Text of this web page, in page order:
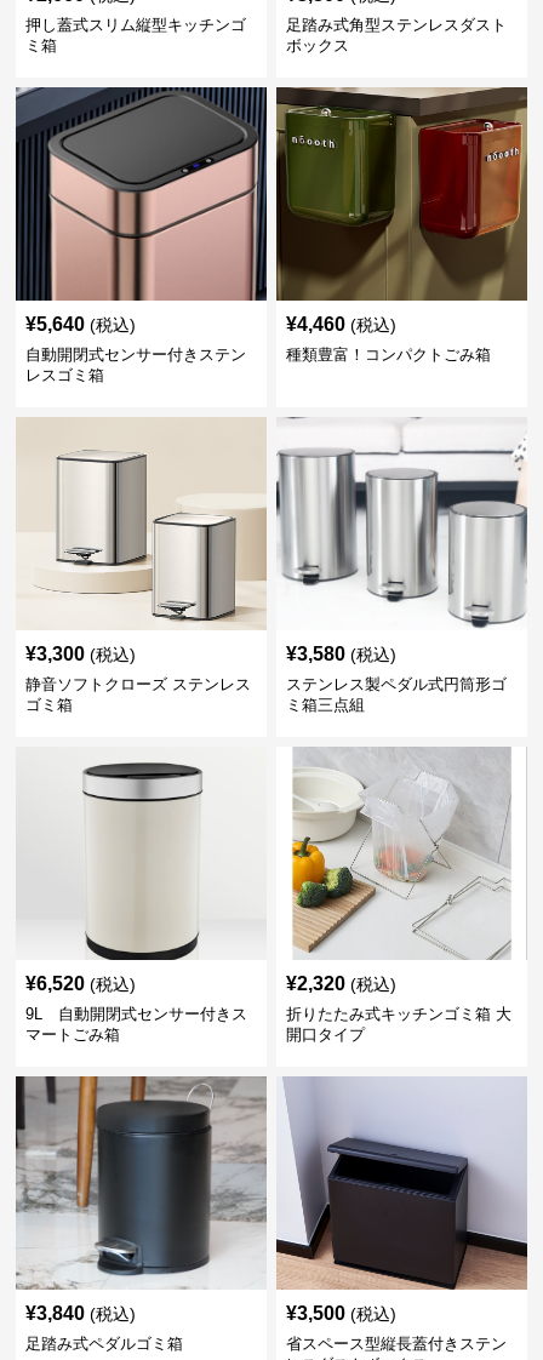
押し蓋式スリム縦型キッチンゴ
ミ箱
足踏み式角型ステンレスダスト
ボックス
¥5,640 (税込)
自動開閉式センサー付きステン
レスゴミ箱
¥4,460 (税込)
種類豊富！コンパクトごみ箱
¥3,300 (税込)
静音ソフトクローズ ステンレス
ゴミ箱
¥3,580 (税込)
ステンレス製ペダル式円筒形ゴ
ミ箱三点組
¥6,520 (税込)
9L 自動開閉式センサー付きス
マートごみ箱
¥2,320 (税込)
折りたたみ式キッチンゴミ箱 大
開口タイプ
¥3,840 (税込)
足踏み式ペダルゴミ箱
¥3,500 (税込)
省スペース型縦長蓋付きステン